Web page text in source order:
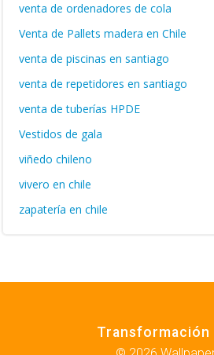
venta de ordenadores de cola
Venta de Pallets madera en Chile
venta de piscinas en santiago
venta de repetidores en santiago
venta de tuberías HPDE
Vestidos de gala
viñedo chileno
vivero en chile
zapatería en chile
Transformación